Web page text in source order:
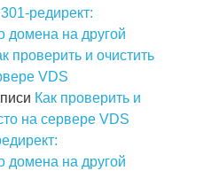
301-редирект:
домена на другой
проверить и очистить
VDS
Как проверить и
на сервере VDS
домена на другой